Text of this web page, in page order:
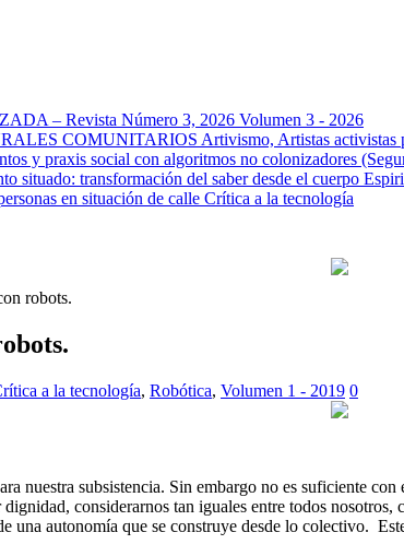
– Revista Número 3, 2026 Volumen 3 - 2026
COMUNITARIOS Artivismo, Artistas activistas
y praxis social con algoritmos no colonizadores
situado: transformación del saber desde el cuerpo
en situación de calle Crítica a la tecnología
robots.
a la tecnología, Robótica, Volumen 1 - 2019 0
nuestra subsistencia. Sin embargo no es suficiente
considerarnos tan iguales entre todos
una autonomía que se construye desde lo colectivo.